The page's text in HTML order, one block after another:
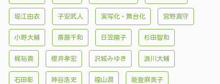
堀江由衣 子安武人 実写化・舞台化 宮野真守
小野大輔 斎藤千和 日笠陽子 杉田智和
梶裕貴 櫻井孝宏 沢城みゆき 浪川大輔
石田彰 神谷浩史 福山潤 能登麻美子